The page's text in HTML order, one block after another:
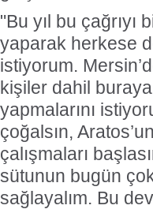
"Bu yıl bu çağrıyı
yaparak herkese
istiyorum.
kişiler dahil buraya
yapmalarını
çoğalsın,
çalışmaları
sütunun bugün
sağlayalım. Bu